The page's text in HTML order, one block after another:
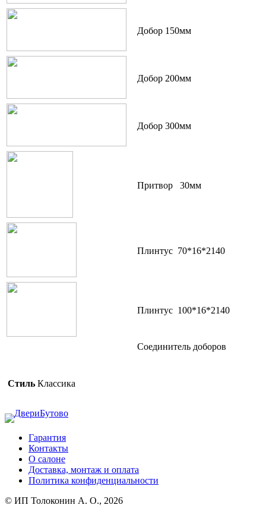
Добор 150мм
Добор 200мм
Добор 300мм
Притвор 30мм
Плинтус 70*16*2140
Плинтус 100*16*2140
Соединитель доборов
Стиль Классика
Гарантия
Контакты
О салоне
Доставка, монтаж и оплата
Политика конфиденциальности
© ИП Толоконин А. О., 2026